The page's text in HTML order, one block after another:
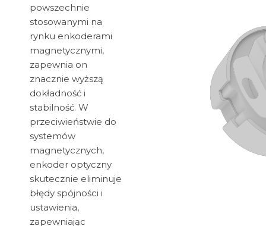
powszechnie
stosowanymi na
rynku enkoderami
magnetycznymi,
zapewnia on
znacznie wyższą
dokładność i
stabilność. W
przeciwieństwie do
systemów
magnetycznych,
enkoder optyczny
skutecznie eliminuje
błędy spójności i
ustawienia,
zapewniając